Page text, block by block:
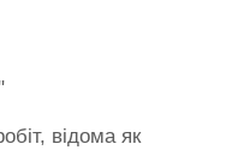
відома як